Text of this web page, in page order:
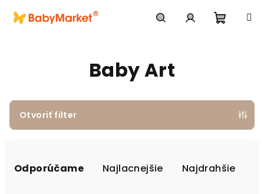
Baby Art
Otvoriť filter
Odporúčame Najlacnejšie Najdrahšie